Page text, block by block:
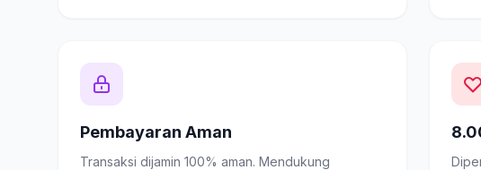
Pembayaran Aman
Transaksi dijamin 100% aman. Mendukung